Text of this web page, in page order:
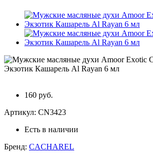
160 руб.
Артикул: CN3423
Есть в наличии
Бренд: CACHAREL